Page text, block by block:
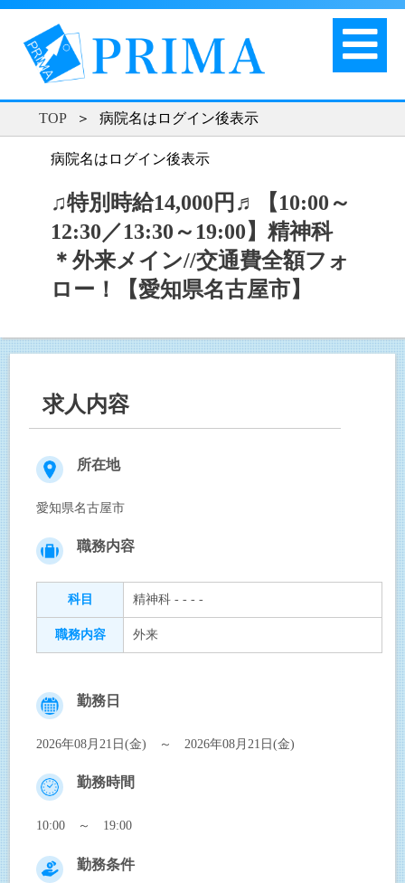
TOP ＞ 病院名はログイン後表示
病院名はログイン後表示
♫特別時給14,000円♬【10:00～
12:30／13:30～19:00】精神科
＊外来メイン//交通費全額フォ
ロー！【愛知県名古屋市】
求人内容
所在地
愛知県名古屋市
職務内容
科目 精神科 - - - -
職務内容 外来
勤務日
2026年08月21日(金) ～ 2026年08月21日(金)
勤務時間
10:00 ～ 19:00
勤務条件